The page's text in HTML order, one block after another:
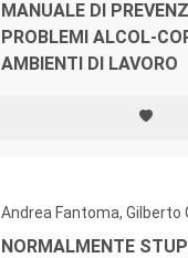
MANUALE DI
PROBLEMI ALCOL-
AMBIENTI DI LAVORO
Andrea Fantoma, Gilberto
NORMALMENTE